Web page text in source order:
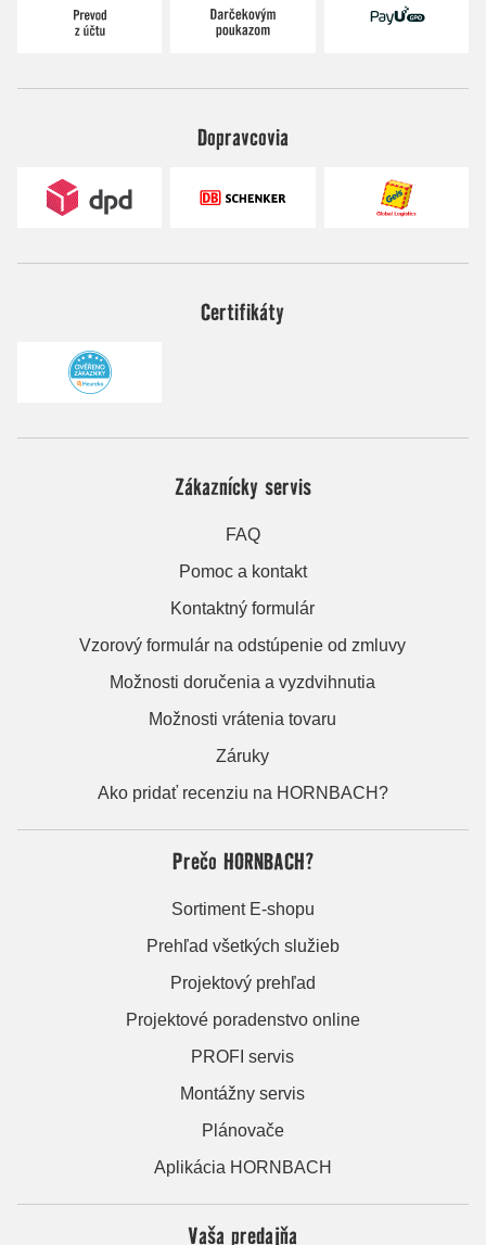
Dopravcovia
Certifikáty
Zákaznícky servis
FAQ
Pomoc a kontakt
Kontaktný formulár
Vzorový formulár na odstúpenie od zmluvy
Možnosti doručenia a vyzdvihnutia
Možnosti vrátenia tovaru
Záruky
Ako pridať recenziu na HORNBACH?
Prečo HORNBACH?
Sortiment E-shopu
Prehľad všetkých služieb
Projektový prehľad
Projektové poradenstvo online
PROFI servis
Montážny servis
Plánovače
Aplikácia HORNBACH
Vaša predajňa